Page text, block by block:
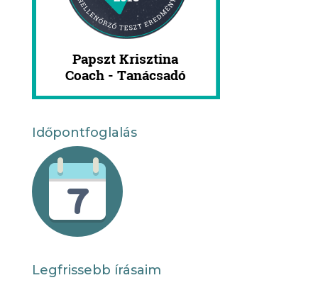
Időpontfoglalás
Legfrissebb írásaim